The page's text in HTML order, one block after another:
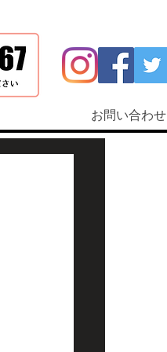
お問い合わせ